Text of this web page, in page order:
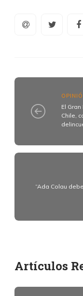
El
Chile,
“Ada Colau
Artículos